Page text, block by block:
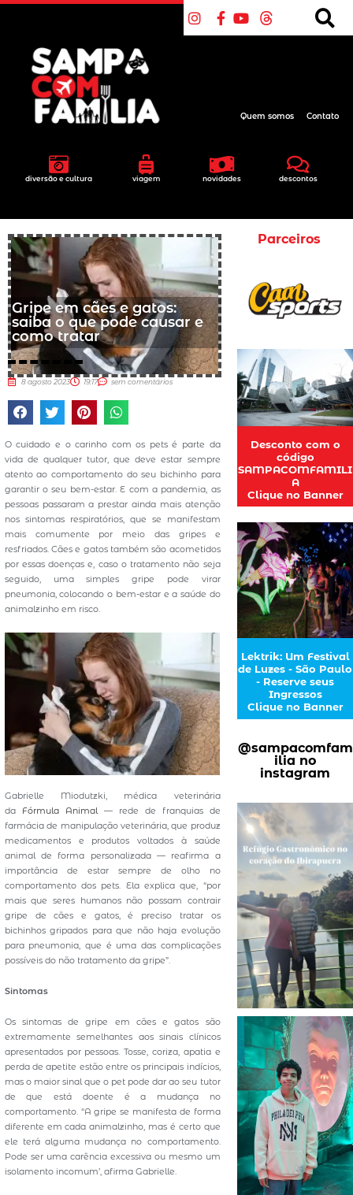
diversão e cultura viagem novidades descontos
Quem somos Contato
Gripe em cães e gatos:
saiba o que pode causar e
como tratar
8 agosto 2023 19:17 sem comentários
O cuidado e o carinho com os pets é parte da
vida de qualquer tutor, que deve estar sempre
atento ao comportamento do seu bichinho para
garantir o seu bem-estar. E com a pandemia, as
pessoas passaram a prestar ainda mais atenção
nos sintomas respiratórios, que se manifestam
mais comumente por meio das gripes e
resfriados. Cães e gatos também são acometidos
por essas doenças e, caso o tratamento não seja
seguido, uma simples gripe pode virar
pneumonia, colocando o bem-estar e a saúde do
animalzinho em risco.
Gabrielle Miodutzki, médica veterinária
da Fórmula Animal ― rede de franquias de
farmácia de manipulação veterinária, que produz
medicamentos e produtos voltados à saúde
animal de forma personalizada ― reafirma a
importância de estar sempre de olho no
comportamento dos pets. Ela explica que, “por
mais que seres humanos não possam contrair
gripe de cães e gatos, é preciso tratar os
bichinhos gripados para que não haja evolução
para pneumonia, que é uma das complicações
possíveis do não tratamento da gripe”.
Sintomas
Os sintomas de gripe em cães e gatos são
extremamente semelhantes aos sinais clínicos
apresentados por pessoas. Tosse, coriza, apatia e
perda de apetite estão entre os principais indícios,
mas o maior sinal que o pet pode dar ao seu tutor
de que está doente é a mudança no
comportamento. “A gripe se manifesta de forma
diferente em cada animalzinho, mas é certo que
ele terá alguma mudança no comportamento.
Pode ser uma carência excessiva ou mesmo um
isolamento incomum’, afirma Gabrielle.
Parceiros
Desconto com o
código
SAMPACOMFAMILI
A
Clique no Banner
Lektrik: Um Festival
de Luzes - São Paulo
- Reserve seus
Ingressos
Clique no Banner
@sampacomfam
ilia no
instagram